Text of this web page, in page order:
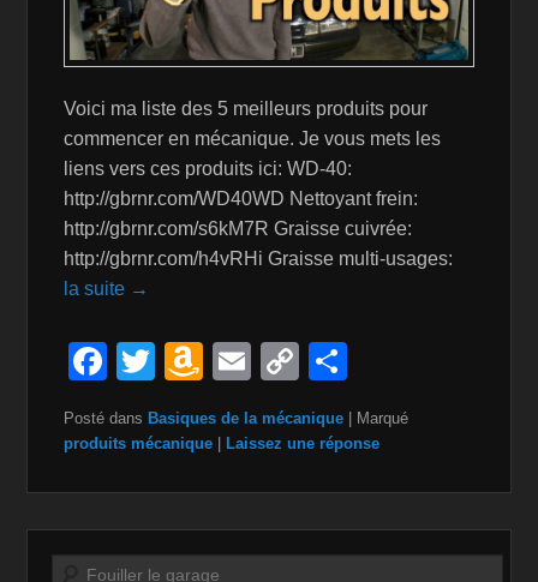
Voici ma liste des 5 meilleurs produits pour
commencer en mécanique. Je vous mets les
liens vers ces produits ici: WD-40:
http://gbrnr.com/WD40WD Nettoyant frein:
http://gbrnr.com/s6kM7R Graisse cuivrée:
http://gbrnr.com/h4vRHi Graisse multi-usages:
la suite →
F
c
o
T
tt
A
a
n
E
m
ail
C
p
n
ta
Posté dans Basiques de la mécanique
Marqué
produits mécanique
Laissez une réponse
Recherche